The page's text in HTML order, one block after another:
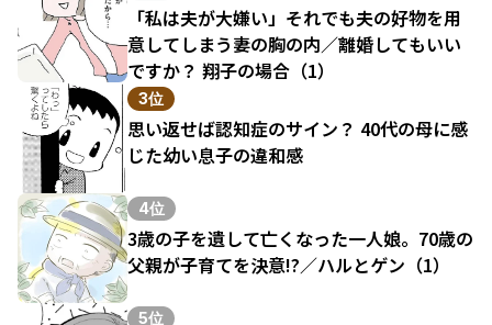
「私は夫が大嫌い」それでも夫の好物を用
意してしまう妻の胸の内／離婚してもいい
ですか？ 翔子の場合（1）
3位
思い返せば認知症のサイン？ 40代の母に感
じた幼い息子の違和感
4位
3歳の子を遺して亡くなった一人娘。70歳の
父親が子育てを決意!?／ハルとゲン（1）
5位